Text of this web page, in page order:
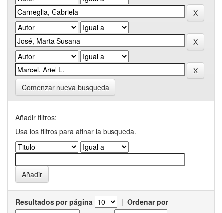
Comenzar nueva busqueda
Añadir filtros:
Usa los filtros para afinar la busqueda.
Resultados por página | Ordenar por